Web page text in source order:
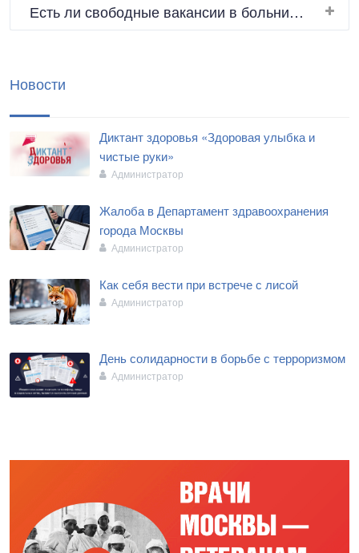
Есть ли свободные вакансии в больнице?
Новости
Диктант здоровья «Здоровая улыбка и
чистые руки»
Администратор
Жалоба в Департамент здравоохранения
города Москвы
Администратор
Как себя вести при встрече с лисой
Администратор
День солидарности в борьбе с терроризмом
Администратор